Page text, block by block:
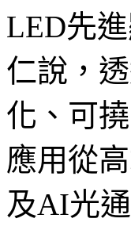
LED先
仁說，
化、可
應用從
及AI光